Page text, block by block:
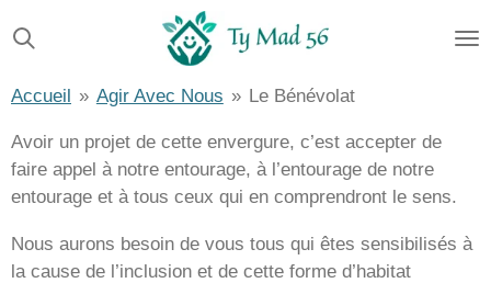
Passer
au
principal
Accueil » Agir Avec Nous » Le Bénévolat
Avoir un projet de cette envergure, c’est accepter de
faire appel à notre entourage, à l’entourage de notre
entourage et à tous ceux qui en comprendront le sens.
Nous aurons besoin de vous tous qui êtes sensibilisés à
la cause de l’inclusion et de cette forme d’habitat